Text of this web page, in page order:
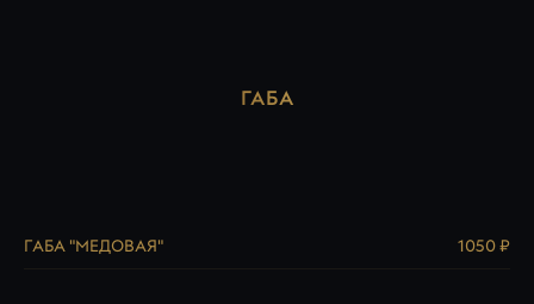
ГАБА
ГАБА "МЕДОВАЯ" 1050 ₽